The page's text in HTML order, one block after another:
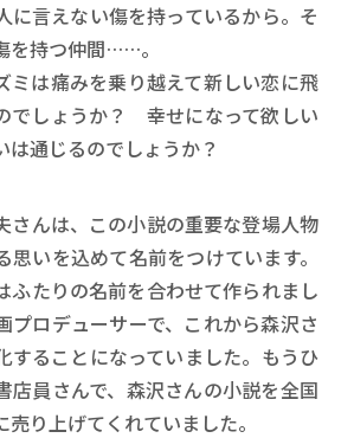
に言えない傷を持っているから。そ
を持つ仲間……。
ミは痛みを乗り越えて新しい恋に飛
でしょうか？ 幸せになって欲しい
は通じるのでしょうか？
さんは、この小説の重要な登場人物
思いを込めて名前をつけています。
ふたりの名前を合わせて作られまし
プロデューサーで、これから森沢さ
することになっていました。もうひ
店員さんで、森沢さんの小説を全国
り上げてくれていました。